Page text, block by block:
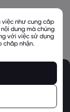
như cung cấp
dung mà chúng
với việc sử dụng
chấp nhận.